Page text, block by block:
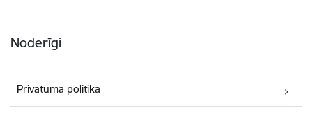
Noderīgi
Privātuma politika